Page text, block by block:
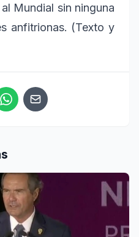
Mundial sin ninguna
anfitrionas. (Texto y